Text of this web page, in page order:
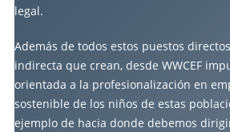
legal.
Además de todos estos puestos
indirecta que crean, desde WWCEF
orientada a la profesionalización en
sostenible de los niños de estas
ejemplo de hacia donde debemos